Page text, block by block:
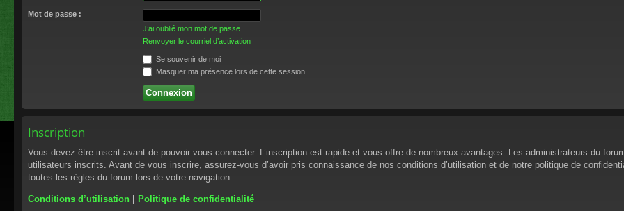
Mot de passe :
J’ai oublié mon mot de passe
Renvoyer le courriel d’activation
Se souvenir de moi
Masquer ma présence lors de cette session
Inscription
Vous devez être inscrit avant de pouvoir vous connecter. L’inscription est rapide et vous offre de nombreux avantages. Les administrateurs du
utilisateurs inscrits. Avant de vous inscrire, assurez-vous d’avoir pris connaissance de nos conditions d’utilisation et de notre politique de
toutes les règles du forum lors de votre navigation.
Conditions d’utilisation | Politique de confidentialité